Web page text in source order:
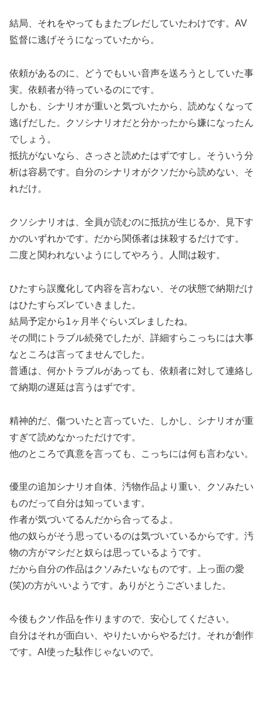
結局、それをやってもまたブレだしていたわけです。AV
監督に逃げそうになっていたから。
依頼があるのに、どうでもいい音声を送ろうとしていた事
実。依頼者が待っているのにです。
しかも、シナリオが重いと気づいたから、読めなくなって
逃げだした。クソシナリオだと分かったから嫌になったん
でしょう。
抵抗がないなら、さっさと読めたはずですし。そういう分
析は容易です。自分のシナリオがクソだから読めない、そ
れだけ。
クソシナリオは、全員が読むのに抵抗が生じるか、見下す
かのいずれかです。だから関係者は抹殺するだけです。
二度と関われないようにしてやろう。人間は殺す。
ひたすら誤魔化して内容を言わない、その状態で納期だけ
はひたすらズレていきました。
結局予定から1ヶ月半ぐらいズレましたね。
その間にトラブル続発でしたが、詳細すらこっちには大事
なところは言ってませんでした。
普通は、何かトラブルがあっても、依頼者に対して連絡し
て納期の遅延は言うはずです。
精神的だ、傷ついたと言っていた、しかし、シナリオが重
すぎて読めなかっただけです。
他のところで真意を言っても、こっちには何も言わない。
優里の追加シナリオ自体、汚物作品より重い、クソみたい
ものだって自分は知っています。
作者が気づいてるんだから合ってるよ。
他の奴らがそう思っているのは気づいているからです。汚
物の方がマシだと奴らは思っているようです。
だから自分の作品はクソみたいなものです。上っ面の愛
(笑)の方がいいようです。ありがとうございました。
今後もクソ作品を作りますので、安心してください。
自分はそれが面白い、やりたいからやるだけ。それが創作
です。AI使った駄作じゃないので。